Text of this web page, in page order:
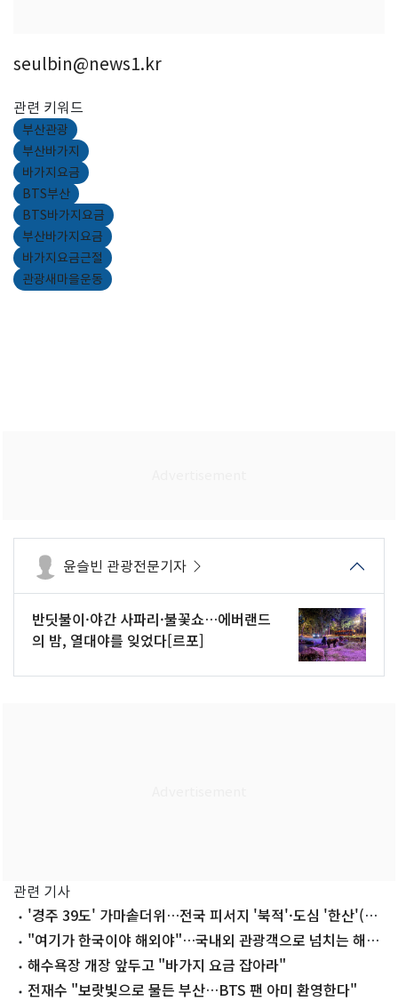
seulbin@news1.kr
관련 키워드
부산관광
부산바가지
바가지요금
BTS부산
BTS바가지요금
부산바가지요금
바가지요금근절
관광새마을운동
윤슬빈 관광전문기자
반딧불이·야간 사파리·불꽃쇼…에버랜드
의 밤, 열대야를 잊었다[르포]
관련 기사
'경주 39도' 가마솥더위…전국 피서지 '북적'·도심 '한산'(종
합)"여기가 한국이야 해외야"…국내외 관광객으로 넘치는 해운
대해수욕장
해수욕장 개장 앞두고 "바가지 요금 잡아라"
전재수 "보랏빛으로 물든 부산…BTS 팬 아미 환영한다"